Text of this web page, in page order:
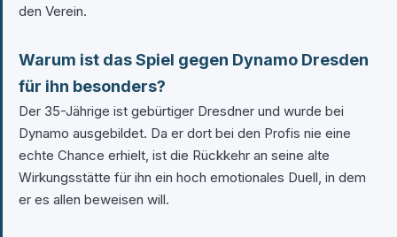
den Verein.
Warum ist das Spiel gegen Dynamo Dresden
für ihn besonders?
Der 35-Jährige ist gebürtiger Dresdner und wurde bei
Dynamo ausgebildet. Da er dort bei den Profis nie eine
echte Chance erhielt, ist die Rückkehr an seine alte
Wirkungsstätte für ihn ein hoch emotionales Duell, in dem
er es allen beweisen will.